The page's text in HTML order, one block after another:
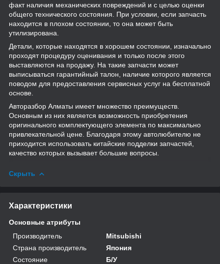
факт наличия механических повреждений и с целью оценки
общего технического состояния. При условии, если запчасть
находится в плохом состоянии, то она может быть
утилизирована.
Детали, которые находятся в хорошем состоянии, изначально
проходят процедуру оценивания и только после этого
выставляются на продажу. На такие запчасти может
выписываться гарантийный талон, наличие которого является
поводом для предоставления сервисных услуг на бесплатной
основе.
Авторазбор Алматы имеет множество преимуществ.
Основным из них является возможность приобретения
оригинального комплектующего элемента по максимально
привлекательной цене. Благодаря этому автолюбителю не
приходится использовать китайские подделки запчастей,
качество которых вызывает большие вопросы.
Скрыть
Характеристики
Основные атрибуты
Производитель
Mitsubishi
Страна производитель
Япония
Состояние
Б/У